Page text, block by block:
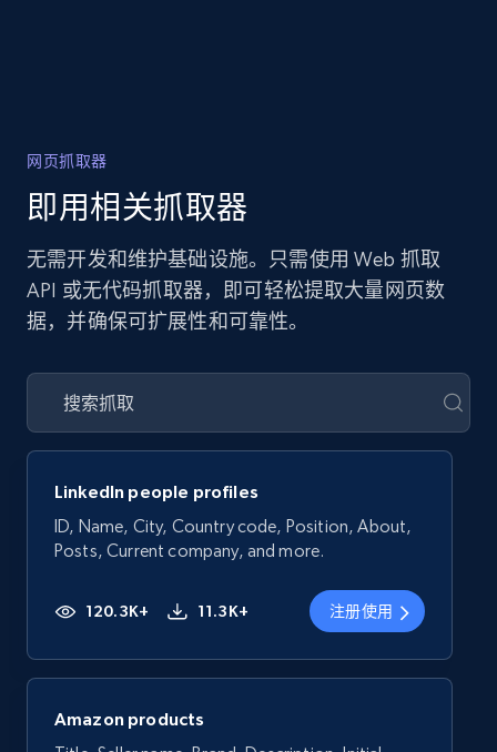
网页抓取器
即用相关抓取器
无需开发和维护基础设施。只需使用 Web 抓取
API 或无代码抓取器，即可轻松提取大量网页数
据，并确保可扩展性和可靠性。
LinkedIn people profiles
ID, Name, City, Country code, Position, About,
Posts, Current company, and more.
120.3K+ 11.3K+ 注册使用
Amazon products